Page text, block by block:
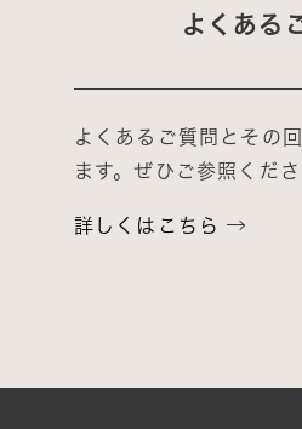
よくある
よくあるご質問とその
ます。ぜひご参照くださ
詳しくはこちら